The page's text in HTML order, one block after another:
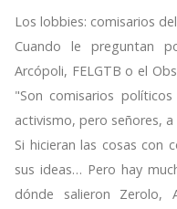
Los lobbies: comisarios
Cuando le preguntan
Arcópoli, FELGTB o el
"Son comisarios
activismo, pero señores,
Si hicieran las cosas con
sus ideas… Pero hay
dónde salieron Zerolo,